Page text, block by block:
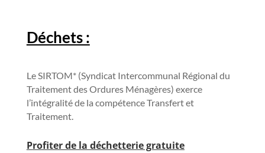
Déchets :
Le SIRTOM* (Syndicat Intercommunal Régional du
Traitement des Ordures Ménagères) exerce
l’intégralité de la compétence Transfert et
Traitement.
Profiter de la déchetterie gratuite